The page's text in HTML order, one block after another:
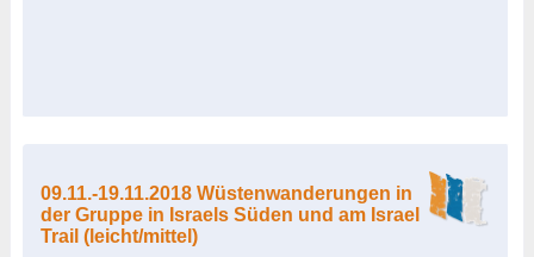
09.11.-19.11.2018 Wüstenwanderungen in
der Gruppe in Israels Süden und am Israel
Trail (leicht/mittel)